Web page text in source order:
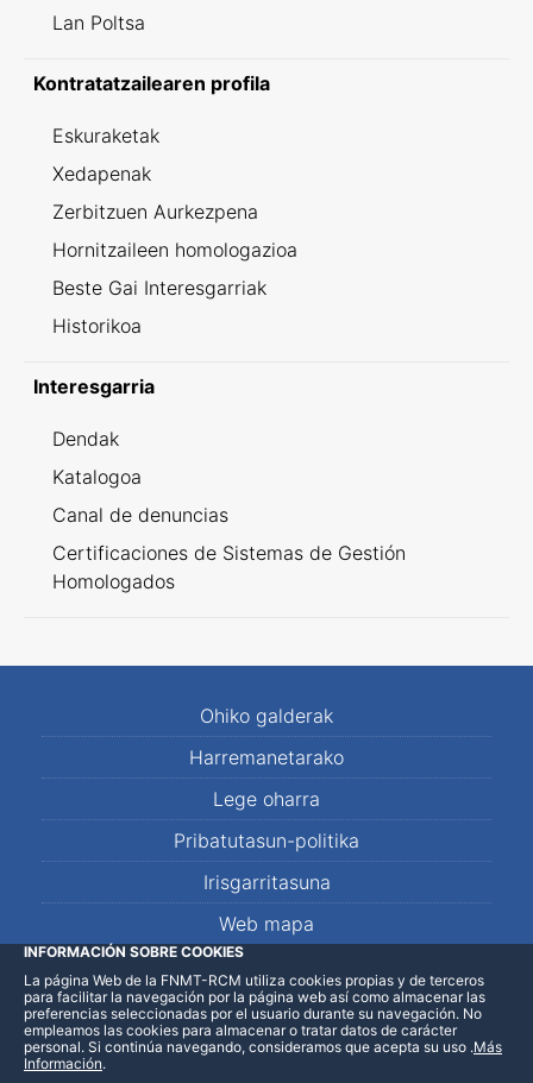
Lan Poltsa
Kontratatzailearen profila
Eskuraketak
Xedapenak
Zerbitzuen Aurkezpena
Hornitzaileen homologazioa
Beste Gai Interesgarriak
Historikoa
Interesgarria
Dendak
Katalogoa
Canal de denuncias
Certificaciones de Sistemas de Gestión
Homologados
Ohiko galderak
Harremanetarako
Lege oharra
Pribatutasun-politika
Irisgarritasuna
Web mapa
LinkedInFacebookWhatsApp
INFORMACIÓN SOBRE COOKIES
La página Web de la FNMT-RCM utiliza cookies propias y de terceros
para facilitar la navegación por la página web así como almacenar las
preferencias seleccionadas por el usuario durante su navegación. No
empleamos las cookies para almacenar o tratar datos de carácter
personal. Si continúa navegando, consideramos que acepta su uso .Más
Información.